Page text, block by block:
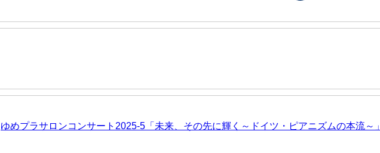
ゆめプラサロンコンサート2025-5「未来、その先に輝く～ドイツ・ピアニズムの本流～」